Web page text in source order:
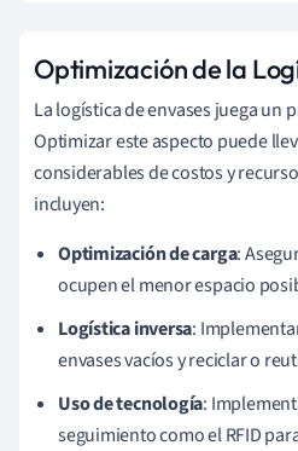
Optimización de la
La logística de envases juega un
Optimizar este aspecto puede
considerables de costos y
incluyen:
Optimización de carga:
ocupen el menor espacio
Logística inversa:
envases vacíos y reciclar o
Uso de tecnología:
seguimiento como el RFID